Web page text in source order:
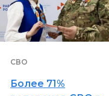
СВО
Более 71%